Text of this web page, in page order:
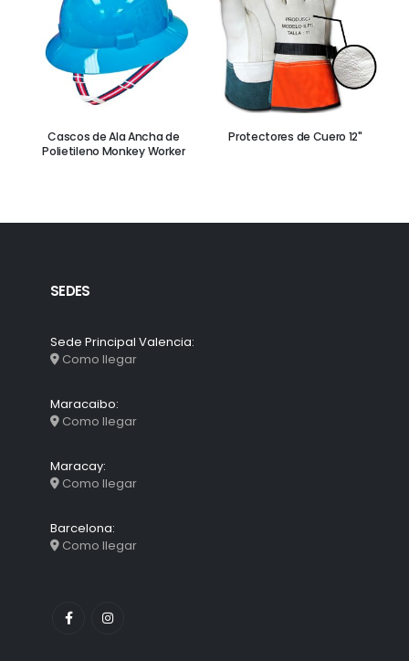
Cascos de Ala Ancha de
Polietileno Monkey Worker
Protectores de Cuero 12"
SEDES
Sede Principal Valencia:
Como llegar
Maracaibo:
Como llegar
Maracay:
Como llegar
Barcelona:
Como llegar